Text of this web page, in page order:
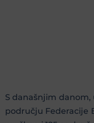
S današnjim
području Federacije